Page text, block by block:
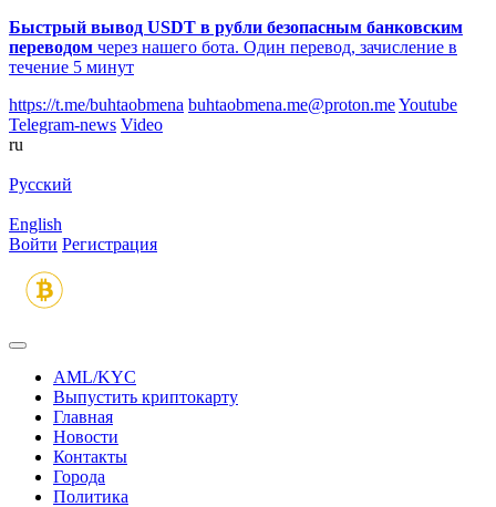
Быстрый вывод USDT в рубли безопасным банковским
переводом через нашего бота. Один перевод, зачисление в
течение 5 минут
https://t.me/buhtaobmena buhtaobmena.me@proton.meYoutube
Telegram-news Video
ru
Русский
English
Войти Регистрация
AML/KYC
Выпустить криптокарту
Главная
Новости
Контакты
Города
Политика